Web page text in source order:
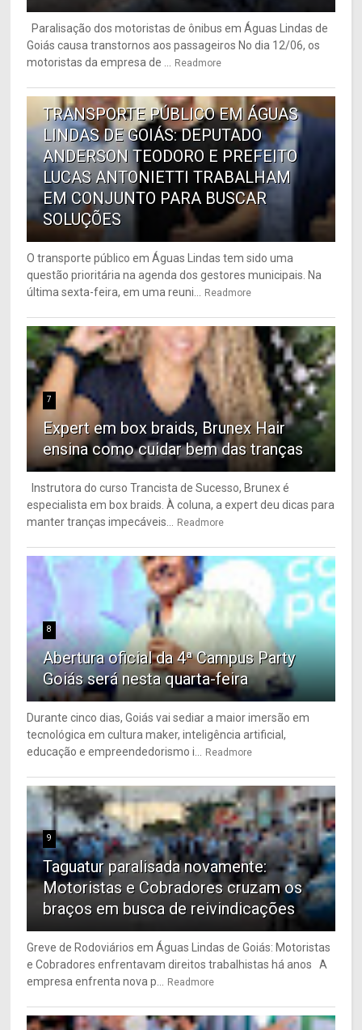
Paralisação dos motoristas de ônibus em Águas Lindas de
Goiás causa transtornos aos passageiros No dia 12/06, os
motoristas da empresa de ...
Readmore
TRANSPORTE PÚBLICO EM ÁGUAS
LINDAS DE GOIÁS: DEPUTADO
ANDERSON TEODORO E PREFEITO
LUCAS ANTONIETTI TRABALHAM
EM CONJUNTO PARA BUSCAR
SOLUÇÕES
O transporte público em Águas Lindas tem sido uma
questão prioritária na agenda dos gestores municipais. Na
última sexta-feira, em uma reuni...
Readmore
7
Expert em box braids, Brunex Hair
ensina como cuidar bem das tranças
Instrutora do curso Trancista de Sucesso, Brunex é
especialista em box braids. À coluna, a expert deu dicas para
manter tranças impecáveis...
Readmore
8
Abertura oficial da 4ª Campus Party
Goiás será nesta quarta-feira
Durante cinco dias, Goiás vai sediar a maior imersão em
tecnológica em cultura maker, inteligência artificial,
educação e empreendedorismo i...
Readmore
9
Taguatur paralisada novamente:
Motoristas e Cobradores cruzam os
braços em busca de reivindicações
Greve de Rodoviários em Águas Lindas de Goiás: Motoristas
e Cobradores enfrentavam direitos trabalhistas há anos A
empresa enfrenta nova p...
Readmore